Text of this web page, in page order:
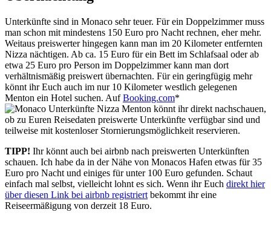
Unterkünfte sind in Monaco sehr teuer. Für ein Doppelzimmer muss
man schon mit mindestens 150 Euro pro Nacht rechnen, eher mehr.
Weitaus preiswerter hingegen kann man im 20 Kilometer entfernten
Nizza nächtigen. Ab ca. 15 Euro für ein Bett im Schlafsaal oder ab
etwa 25 Euro pro Person im Doppelzimmer kann man dort
verhältnismäßig preiswert übernachten. Für ein geringfügig mehr
könnt ihr Euch auch im nur 10 Kilometer westlich gelegenen
Menton ein Hotel suchen. AufBooking.com*
könnt ihr direkt nachschauen,
ob zu Euren Reisedaten preiswerte Unterkünfte verfügbar sind und
teilweise mit kostenloser Stornierungsmöglichkeit reservieren.
TIPP! Ihr könnt auch bei airbnb nach preiswerten Unterkünften
schauen. Ich habe da in der Nähe von Monacos Hafen etwas für 35
Euro pro Nacht und einiges für unter 100 Euro gefunden. Schaut
einfach mal selbst, vielleicht lohnt es sich. Wenn ihr Euch direkt hier
über diesen Link bei airbnb registriert bekommt ihr eine
Reiseermäßigung von derzeit 18 Euro.